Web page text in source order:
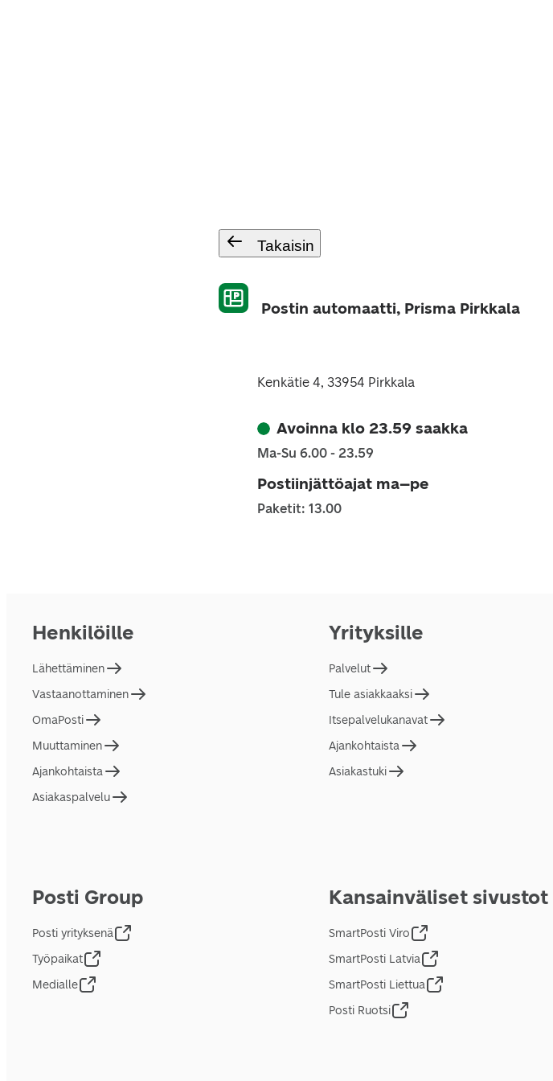
Takaisin
Postin automaatti, Prisma Pirkkala
Kenkätie 4, 33954 Pirkkala
Avoinna klo 23.59 saakka
Ma-Su 6.00 - 23.59
Postiinjättöajat ma–pe
Paketit: 13.00
Henkilöille
Lähettäminen
Vastaanottaminen
OmaPosti
Muuttaminen
Ajankohtaista
Asiakaspalvelu
Yrityksille
Palvelut
Tule asiakkaaksi
Itsepalvelukanavat
Ajankohtaista
Asiakastuki
Posti Group
Posti yrityksenä
Työpaikat
Medialle
Kansainväliset sivustot
SmartPosti Viro
SmartPosti Latvia
SmartPosti Liettua
Posti Ruotsi